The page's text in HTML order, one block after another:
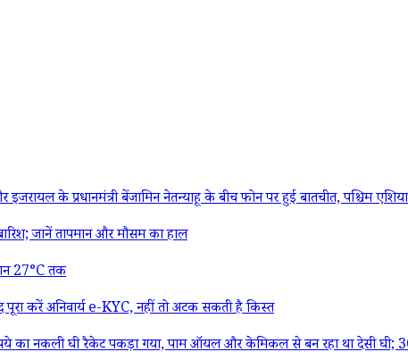
प्रधानमंत्री बेंजामिन नेतन्याहू के बीच फोन पर हुई बातचीत, पश्चिम एशिया
जानें तापमान और मौसम का हाल
27°C तक
करें अनिवार्य e-KYC, नहीं तो अटक सकती है किस्त
घी रैकेट पकड़ा गया, पाम ऑयल और केमिकल से बन रहा था देसी घी; 30